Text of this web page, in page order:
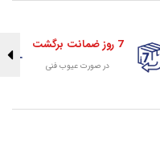
7 روز ضمانت برگشت
در صورت عیوب فنی